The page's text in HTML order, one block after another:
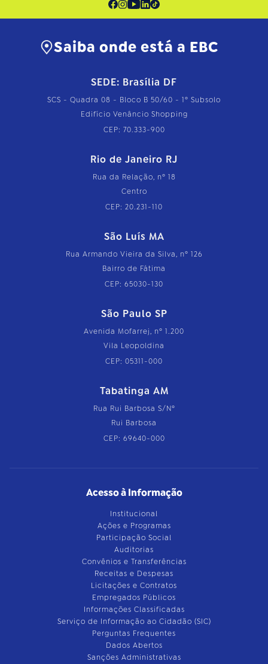
Saiba onde está a EBC
SEDE: Brasília DF
SCS - Quadra 08 - Bloco B 50/60 - 1º Subsolo
Edifício Venâncio Shopping
CEP: 70.333-900
Rio de Janeiro RJ
Rua da Relação, nº 18
Centro
CEP: 20.231-110
São Luís MA
Rua Armando Vieira da Silva, nº 126
Bairro de Fátima
CEP: 65030-130
São Paulo SP
Avenida Mofarrej, nº 1.200
Vila Leopoldina
CEP: 05311-000
Tabatinga AM
Rua Rui Barbosa S/Nº
Rui Barbosa
CEP: 69640-000
Acesso à Informação
Institucional
Ações e Programas
Participação Social
Auditorias
Convênios e Transferências
Receitas e Despesas
Licitações e Contratos
Empregados Públicos
Informações Classificadas
Serviço de Informação ao Cidadão (SIC)
Perguntas Frequentes
Dados Abertos
Sanções Administrativas